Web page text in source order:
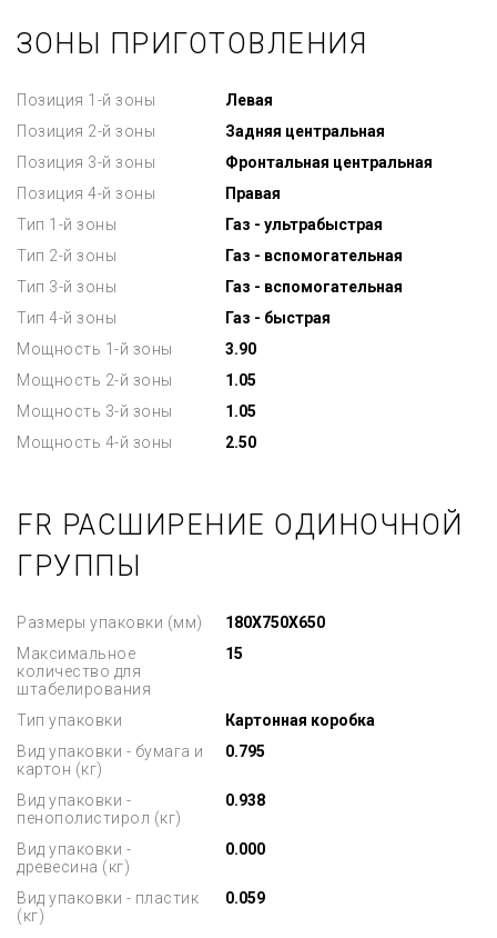
ЗОНЫ ПРИГОТОВЛЕНИЯ
Позиция 1-й зоны
Левая
Позиция 2-й зоны
Задняя центральная
Позиция 3-й зоны
Фронтальная центральная
Позиция 4-й зоны
Правая
Тип 1-й зоны
Газ - ультрабыстрая
Тип 2-й зоны
Газ - вспомогательная
Тип 3-й зоны
Газ - вспомогательная
Тип 4-й зоны
Газ - быстрая
Мощность 1-й зоны
3.90
Мощность 2-й зоны
1.05
Мощность 3-й зоны
1.05
Мощность 4-й зоны
2.50
FR РАСШИРЕНИЕ ОДИНОЧНОЙ
ГРУППЫ
Размеры упаковки (мм)
180X750X650
Максимальное
количество для
штабелирования
15
Тип упаковки
Картонная коробка
Вид упаковки - бумага и
картон (кг)
0.795
Вид упаковки -
пенополистирол (кг)
0.938
Вид упаковки -
древесина (кг)
0.000
Вид упаковки - пластик
(кг)
0.059